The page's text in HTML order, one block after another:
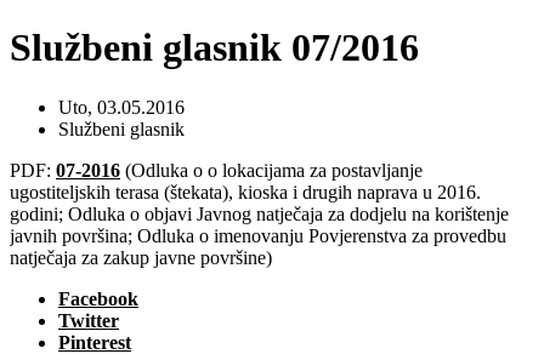
Službeni glasnik 07/2016
Uto, 03.05.2016
Službeni glasnik
PDF: 07-2016 (Odluka o o lokacijama za postavljanje
ugostiteljskih terasa (štekata), kioska i drugih naprava u 2016.
godini; Odluka o objavi Javnog natječaja za dodjelu na korištenje
javnih površina; Odluka o imenovanju Povjerenstva za provedbu
natječaja za zakup javne površine)
Facebook
Twitter
Pinterest